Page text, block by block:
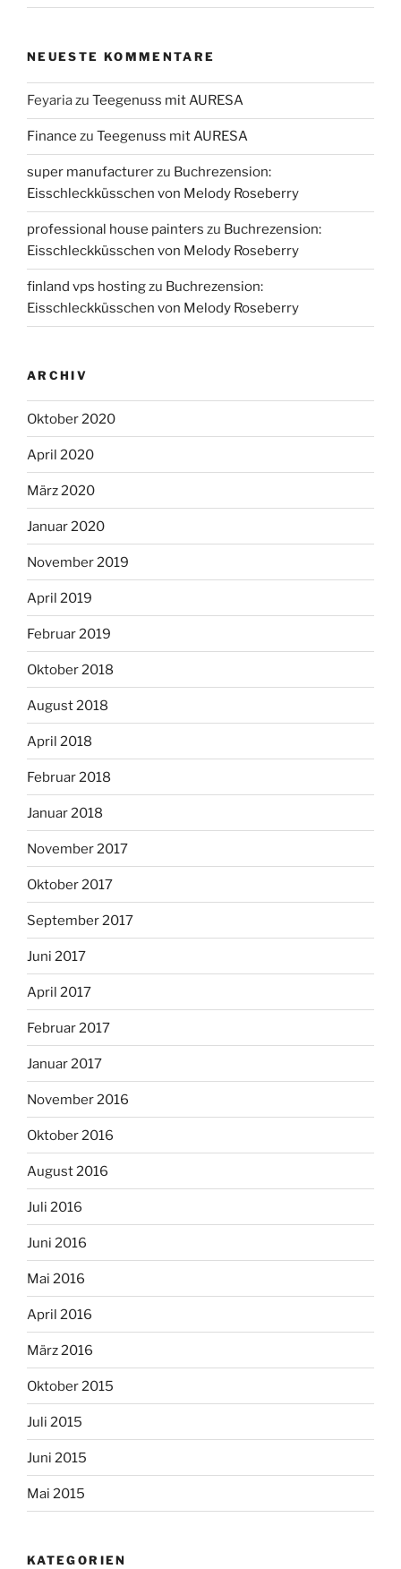
NEUESTE KOMMENTARE
Feyariazu Teegenuss mit AURESA
Finance zu Teegenuss mit AURESA
super manufacturerzu Buchrezension:
Eisschleckküsschen von Melody Roseberry
professional house painters zu Buchrezension:
Eisschleckküsschen von Melody Roseberry
finland vps hostingzu Buchrezension:
Eisschleckküsschen von Melody Roseberry
ARCHIV
Oktober 2020
April 2020
März 2020
Januar 2020
November 2019
April 2019
Februar 2019
Oktober 2018
August 2018
April 2018
Februar 2018
Januar 2018
November 2017
Oktober 2017
September 2017
Juni 2017
April 2017
Februar 2017
Januar 2017
November 2016
Oktober 2016
August 2016
Juli 2016
Juni 2016
Mai 2016
April 2016
März 2016
Oktober 2015
Juli 2015
Juni 2015
Mai 2015
KATEGORIEN